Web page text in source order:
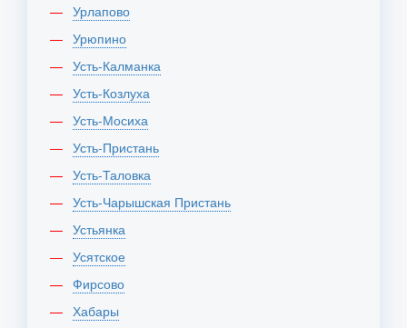
Урлапово
Урюпино
Усть-Калманка
Усть-Козлуха
Усть-Мосиха
Усть-Пристань
Усть-Таловка
Усть-Чарышская Пристань
Устьянка
Усятское
Фирсово
Хабары